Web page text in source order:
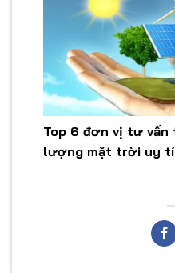
Top 6 đơn vị tư vấn
lượng mặt trời uy